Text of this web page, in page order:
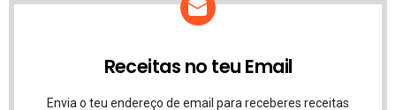
Receitas no teu Email
Envia o teu endereço de email para receberes receitas